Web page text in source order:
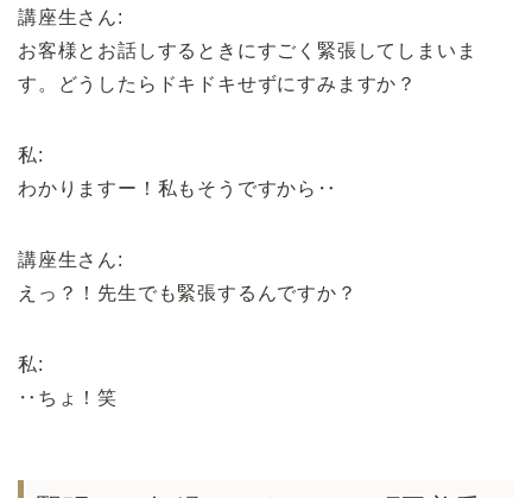
講座生さん:
お客様とお話しするときにすごく緊張してしまいま
す。どうしたらドキドキせずにすみますか？
私:
わかりますー！私もそうですから‥
講座生さん:
えっ？！先生でも緊張するんですか？
私:
‥ちょ！笑